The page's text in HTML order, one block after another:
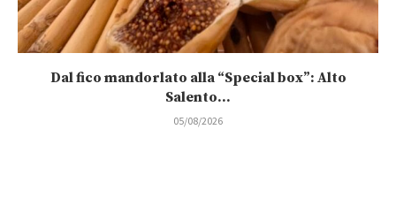
Dal fico mandorlato alla “Special box”: Alto
Salento...
05/08/2026